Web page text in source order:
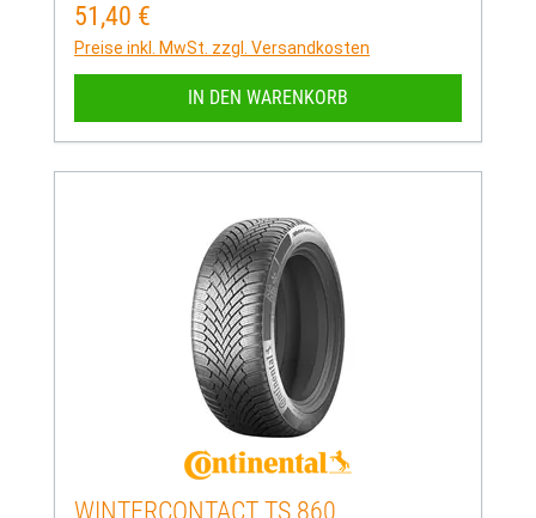
Regulärer Preis:
51,40 €
Preise inkl. MwSt. zzgl. Versandkosten
IN DEN WARENKORB
WINTERCONTACT TS 860